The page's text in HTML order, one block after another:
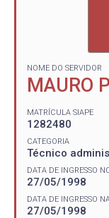
NOME DO SERVIDOR
MAURO
MATRÍCULA SIAPE
1282480
CATEGORIA
Técnico
DATA DE INGRESSO
27/05/1998
DATA DE INGRESSO
27/05/1998